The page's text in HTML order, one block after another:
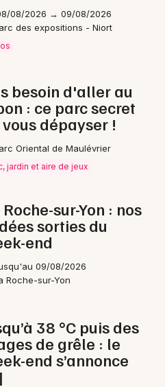
08/2026 → 09/08/2026
des expositions - Niort
besoin d'aller au
: ce parc secret
dépayser !
Oriental de Maulévrier
jardin et aire de jeux
sur-Yon : nos
sorties du
end
09/08/2026
Roche-sur-Yon
38 °C puis des
de grêle : le
end s’annonce